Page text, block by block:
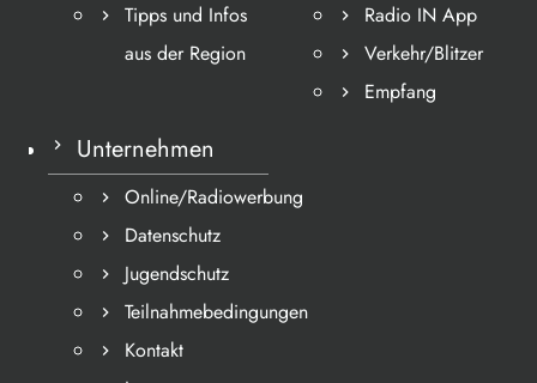
Tipps und Infos
aus der Region
Radio IN App
Verkehr/Blitzer
Empfang
Unternehmen
Online/Radiowerbung
Datenschutz
Jugendschutz
Teilnahmebedingungen
Kontakt